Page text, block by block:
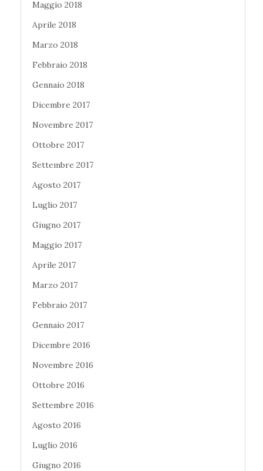
Maggio 2018
Aprile 2018
Marzo 2018
Febbraio 2018
Gennaio 2018
Dicembre 2017
Novembre 2017
Ottobre 2017
Settembre 2017
Agosto 2017
Luglio 2017
Giugno 2017
Maggio 2017
Aprile 2017
Marzo 2017
Febbraio 2017
Gennaio 2017
Dicembre 2016
Novembre 2016
Ottobre 2016
Settembre 2016
Agosto 2016
Luglio 2016
Giugno 2016